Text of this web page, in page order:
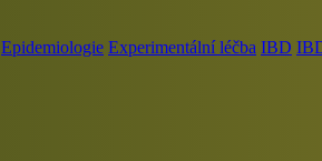
Epidemiologie Experimentální léčba IBD